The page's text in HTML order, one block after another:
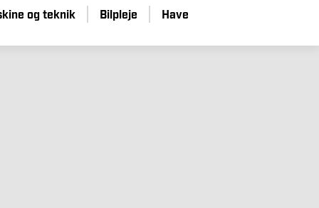
og teknik Bilpleje Have